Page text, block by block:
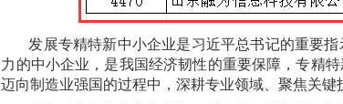
发展专精特新中小企业是习近平总书记的重要
力的中小企业，是我国经济韧性的重要保障，专精
迈向制造业强国的过程中，深耕专业领域、聚焦关键